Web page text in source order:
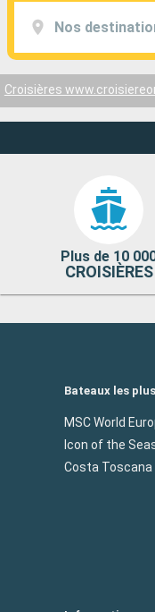
Nos
Croisières
Plus de 10
CROISIÈRES
Bateaux les
MSC World
Icon of the
Costa Toscana